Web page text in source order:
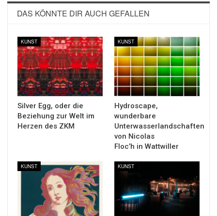
DAS KÖNNTE DIR AUCH GEFALLEN
KUNST
Silver Egg, oder die
Beziehung zur Welt im
Herzen des ZKM
KUNST
Hydroscape,
wunderbare
Unterwasserlandschaften
von Nicolas
Floc’h in Wattwiller
KUNST KUNST